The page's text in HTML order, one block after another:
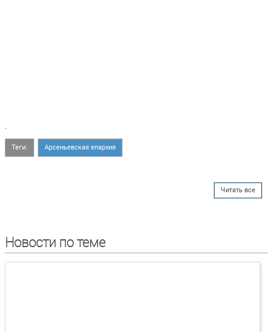
.
Теги: Арсеньевская епархия
Читать все
Новости по теме